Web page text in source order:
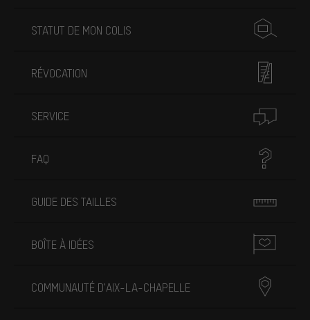
STATUT DE MON COLIS
RÉVOCATION
SERVICE
FAQ
GUIDE DES TAILLES
BOÎTE À IDÉES
COMMUNAUTÉ D'AIX-LA-CHAPELLE